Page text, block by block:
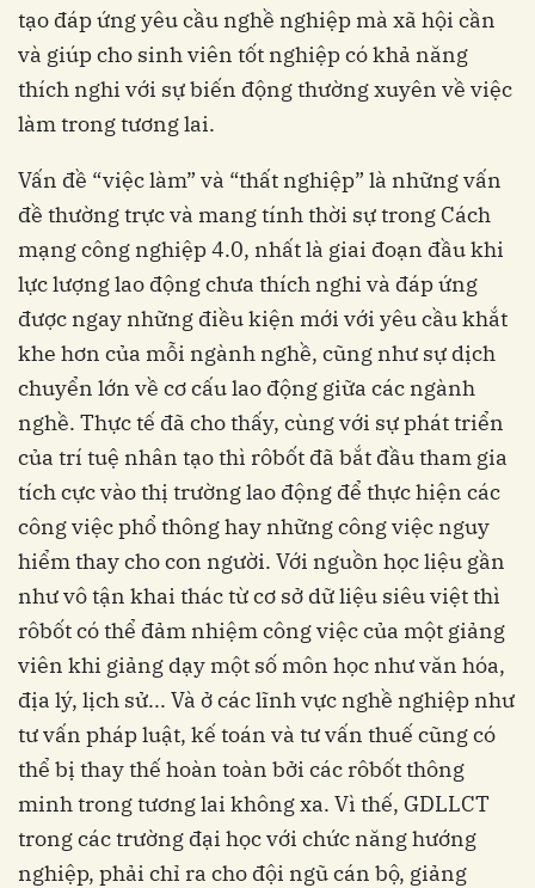
tạo đáp ứng yêu cầu nghề nghiệp mà xã hội cần
và giúp cho sinh viên tốt nghiệp có khả năng
thích nghi với sự biến động thường xuyên về việc
làm trong tương lai.
Vấn đề “việc làm” và “thất nghiệp” là những vấn
đề thường trực và mang tính thời sự trong Cách
mạng công nghiệp 4.0, nhất là giai đoạn đầu khi
lực lượng lao động chưa thích nghi và đáp ứng
được ngay những điều kiện mới với yêu cầu khắt
khe hơn của mỗi ngành nghề, cũng như sự dịch
chuyển lớn về cơ cấu lao động giữa các ngành
nghề. Thực tế đã cho thấy, cùng với sự phát triển
của trí tuệ nhân tạo thì rôbốt đã bắt đầu tham gia
tích cực vào thị trường lao động để thực hiện các
công việc phổ thông hay những công việc nguy
hiểm thay cho con người. Với nguồn học liệu gần
như vô tận khai thác từ cơ sở dữ liệu siêu việt thì
rôbốt có thể đảm nhiệm công việc của một giảng
viên khi giảng dạy một số môn học như văn hóa,
địa lý, lịch sử... Và ở các lĩnh vực nghề nghiệp như
tư vấn pháp luật, kế toán và tư vấn thuế cũng có
thể bị thay thế hoàn toàn bởi các rôbốt thông
minh trong tương lai không xa. Vì thế, GDLLCT
trong các trường đại học với chức năng hướng
nghiệp, phải chỉ ra cho đội ngũ cán bộ, giảng